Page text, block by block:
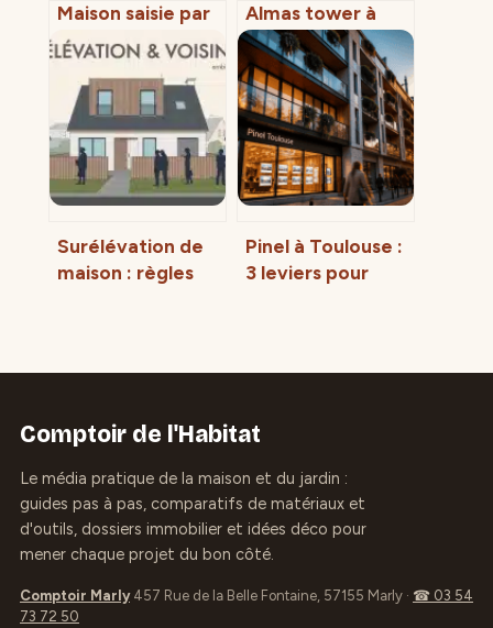
Maison saisie par
la banque à
vendre :
opportunité ou
risque caché ?
Almas tower à
dubaï :
architecture,
bureaux, visite et
investissements
Surélévation de
maison : règles
Pinel à Toulouse :
3 leviers pour
Comptoir de l'Habitat
Le média pratique de la maison et du jardin :
guides pas à pas, comparatifs de matériaux et
d'outils, dossiers immobilier et idées déco pour
mener chaque projet du bon côté.
Comptoir Marly 457 Rue de la Belle Fontaine, 57155 Marly · ☎ 03 54
73 72 50